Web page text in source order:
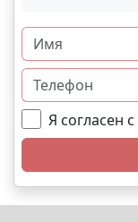
Я согласен с